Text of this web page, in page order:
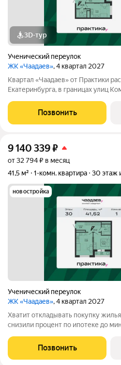
3D-тур
Ученический переулок
ЖК «Чаадаев», 4 квартал 2027
Квартал «Чаадаев» от Практики
Екатеринбурга, в границах улиц
предлагая резидентам тишину в
доступности ведущие вузы, театры,
Позвонить
9 140 339₽
от 32 794 ₽ в месяц
41,5 м²
1-комн. квартира 30 этаж
новостройка
Ученический переулок
ЖК «Чаадаев», 4 квартал 2027
Хватит откладывать покупку
снизили процент по ипотеке до
для всех от 0,11%. Узнай свое
продаж прямо
Позвонить